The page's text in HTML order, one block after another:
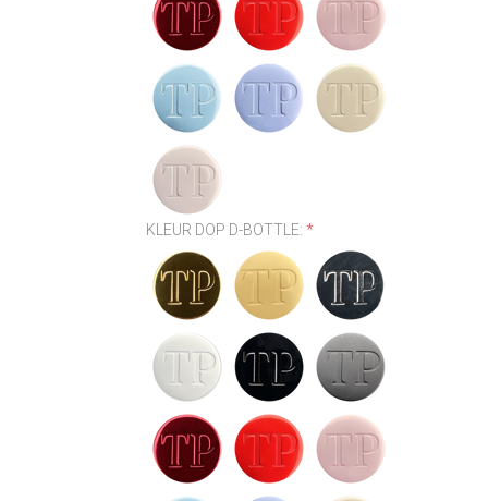
KLEUR DOP D-BOTTLE:*